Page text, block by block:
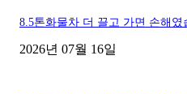
8.5톤화물차 더 끌고 가면 손해
2026년 07월 16일